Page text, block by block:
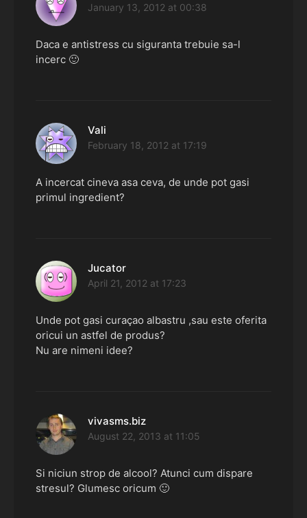
January 13, 2012 at 00:38
Daca e antistress cu siguranta trebuie sa-l
incerc 🙂
Vali
February 18, 2012 at 17:19
A incercat cineva asa ceva, de unde pot gasi
primul ingredient?
Jucator
April 21, 2012 at 17:23
Unde pot gasi curaçao albastru ,sau este oferita
oricui un astfel de produs?
Nu are nimeni idee?
vivasms.biz
August 22, 2013 at 11:05
Si niciun strop de alcool? Atunci cum dispare
stresul? Glumesc oricum 🙂